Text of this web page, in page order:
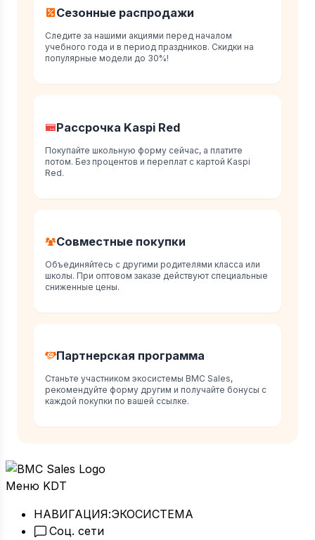
Сезонные распродажи
Следите за нашими акциями перед началом
учебного года и в период праздников. Скидки на
популярные модели до 30%!
Рассрочка Kaspi Red
Покупайте школьную форму сейчас, а платите
потом. Без процентов и переплат с картой Kaspi
Red.
Совместные покупки
Объединяйтесь с другими родителями класса или
школы. При оптовом заказе действуют специальные
сниженные цены.
Партнерская программа
Станьте участником экосистемы BMC Sales,
рекомендуйте форму другим и получайте бонусы с
каждой покупки по вашей ссылке.
Меню KDT
НАВИГАЦИЯ:ЭКОСИСТЕМА
Соц. сети